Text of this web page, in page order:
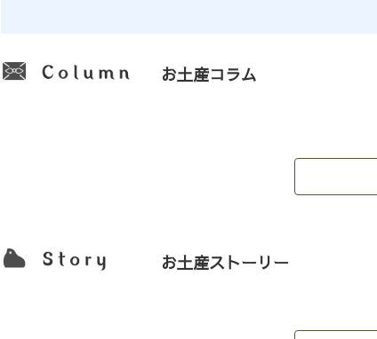
お土産コラム
お土産ストーリー